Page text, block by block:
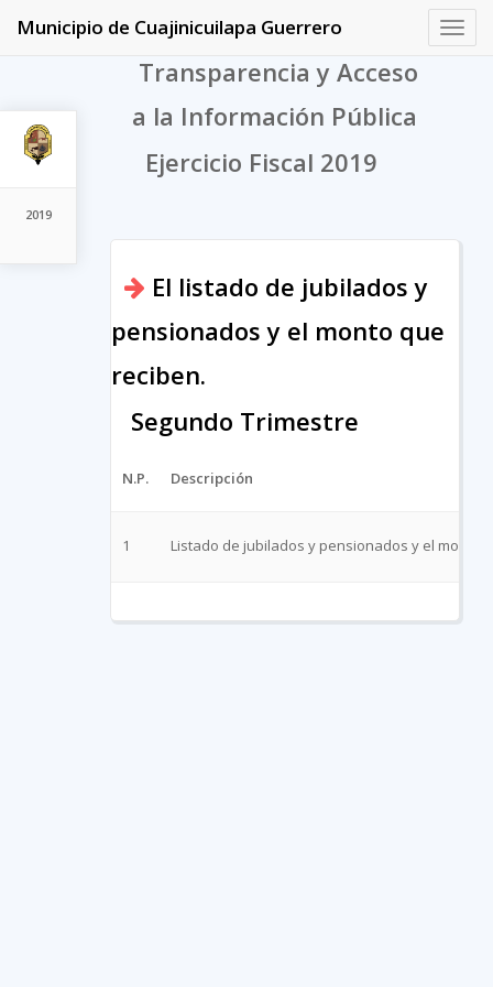
2019
Municipio de Cuajinicuilapa Guerrero
Transparencia y Acceso
a la Información Pública
Ejercicio Fiscal 2019
El listado de jubilados y
pensionados y el monto que
reciben.
Segundo Trimestre
N.P. Descripción
1 Listado de jubilados y pensionados y el monto